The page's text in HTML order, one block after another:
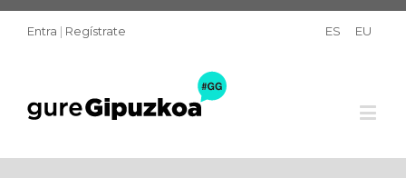
Entra | Regístrate ES EU